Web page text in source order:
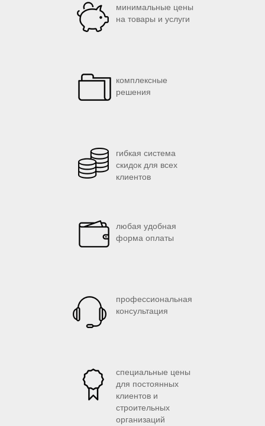
минимальные цены
на товары и услуги
комплексные
решения
гибкая система
скидок для всех
клиентов
любая удобная
форма оплаты
профессиональная
консультация
специальные цены
для постоянных
клиентов и
строительных
организаций